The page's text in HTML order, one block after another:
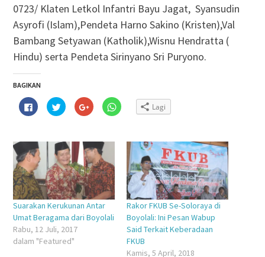
0723/ Klaten Letkol Infantri Bayu Jagat, Syansudin
Asyrofi (Islam),Pendeta Harno Sakino (Kristen),Val
Bambang Setyawan (Katholik),Wisnu Hendratta (
Hindu) serta Pendeta Sirinyano Sri Puryono.
BAGIKAN
Klik
untuk
membagikan
di
jendela
yang
baru)
Klik
untuk
berbagi
di
jendela
yang
baru)
Klik
untuk
berbagi
(Membuka
di
jendela
yang
baru)
Klik
untuk
jendela
yang
baru)
Lagi
Suarakan Kerukunan Antar
Umat Beragama dari Boyolali
Rabu, 12 Juli, 2017
dalam "Featured"
Rakor FKUB Se-Soloraya di
Boyolali: Ini Pesan Wabup
Said Terkait Keberadaan
FKUB
Kamis, 5 April, 2018